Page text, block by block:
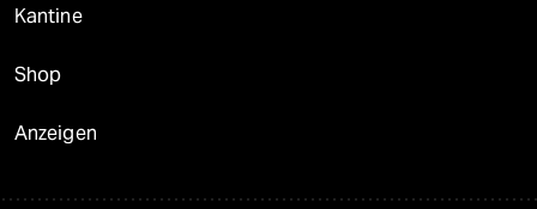
Kantine
Shop
Anzeigen